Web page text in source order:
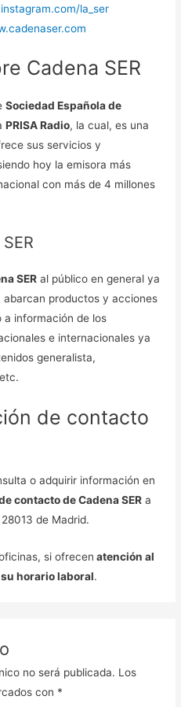
la_ser
Cadena SER
Sociedad Española de
PRISA Radio, la cual, es una
sus servicios y
hoy la emisora más
con más de 4 millones
SER al público en general ya
abarcan productos y acciones
a información de los
e internacionales ya
generalista,
de contacto
o adquirir información en
contacto de Cadena SER a
de Madrid.
si ofrecen atención al
horario laboral.
no será publicada. Los
con *